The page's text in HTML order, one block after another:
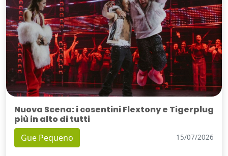
Nuova Scena: i cosentini Flextony e Tigerplug
più in alto di tutti
Gue Pequeno 15/07/2026